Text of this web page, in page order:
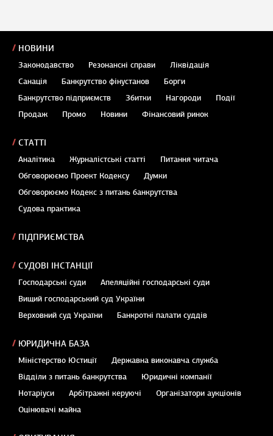
НОВИНИ
Законодавство Резонансні справи
Ліквідація
Санація
Банкрутство фінустанов
Борги
Банкрутство підприємств
Збитки Нагороди
Події
Продаж
Промо Новини Фінансовий ринок
СТАТТІ
Аналітика Журналістські статті
Питання читача
Обговорюємо Проект Кодексу
Думки
Обговорюємо Кодекс з питань банкрутства
Судова практика
ПІДПРИЄМСТВА
СУДОВІ ІНСТАНЦІЇ
Господарські суди
Апеляційні господарські суди
Вищий господарський суд України
Верховний суд України
Банкротні палати суддів
ЮРИДИЧНА БАЗА
Міністерство Юстиції
Державна виконавча служба
Відділи з питань банкрутства
Юридичні компанії
Нотаріуси
Арбітражні керуючі
Організатори аукціонів
Оцінювачі майна